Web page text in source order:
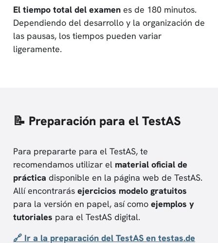
El tiempo total del examen es de 180 minutos.
Dependiendo del desarrollo y la organización de
las pausas, los tiempos pueden variar
ligeramente.
📝 Preparación para el TestAS
Para prepararte para el TestAS, te
recomendamos utilizar el material oficial de
práctica disponible en la página web de TestAS.
Allí encontrarás ejercicios modelo gratuitos
para la versión en papel, así como ejemplos y
tutoriales para el TestAS digital.
🔗 Ir a la preparación del TestAS en testas.de